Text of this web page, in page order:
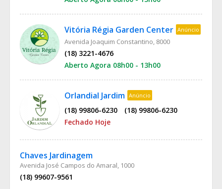
Vitória Régia Garden Center Anúncio
Avenida Joaquim Constantino, 8000
(18) 3221-4676
Aberto Agora 08h00 - 13h00
Orlandial Jardim Anúncio
(18) 99806-6230
(18) 99806-6230
Fechado Hoje
Chaves Jardinagem
Avenida José Campos do Amaral, 1000
(18) 99607-9561